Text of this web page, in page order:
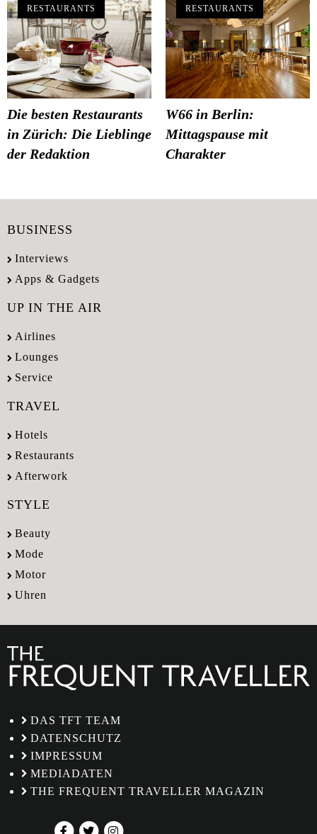
RESTAURANTS
Die besten Restaurants
in Zürich: Die Lieblinge
der Redaktion
RESTAURANTS
W66 in Berlin:
Mittagspause mit
Charakter
BUSINESS
Interviews
Apps & Gadgets
UP IN THE AIR
Airlines
Lounges
Service
TRAVEL
Hotels
Restaurants
Afterwork
STYLE
Beauty
Mode
Motor
Uhren
DAS TFT TEAM
DATENSCHUTZ
IMPRESSUM
MEDIADATEN
THE FREQUENT TRAVELLER MAGAZIN